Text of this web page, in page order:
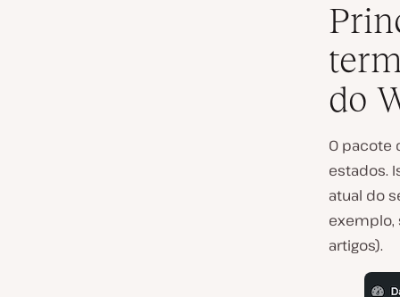
do
O pacote
estados.
atual do
exemplo,
artigos).